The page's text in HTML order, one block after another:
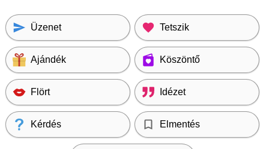
Üzenet Tetszik
Ajándék Köszöntő
Flört Idézet
Kérdés Elmentés